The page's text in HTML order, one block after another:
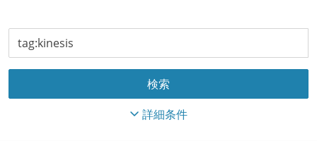
詳細条件